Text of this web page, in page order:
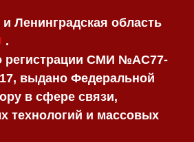
Ленинградская область
.
регистрации СМИ №AC77-
выдано Федеральной
в сфере связи,
технологий и массовых